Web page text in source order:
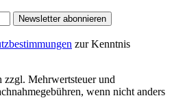
Newsletter abonnieren
zur Kenntnis
zzgl. Mehrwertsteuer und
wenn nicht anders